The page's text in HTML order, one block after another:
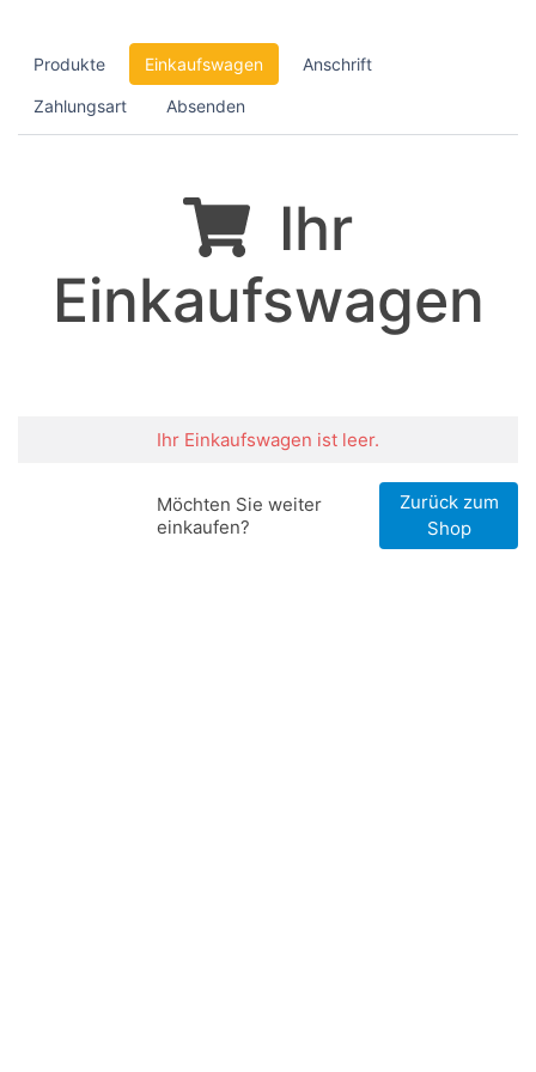
Produkte Einkaufswagen Anschrift
Zahlungsart Absenden
Ihr
Einkaufswagen
Ihr Einkaufswagen ist leer.
Möchten Sie weiter
einkaufen?
Zurück zum
Shop